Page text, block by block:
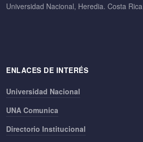
Universidad Nacional, Heredia. Costa Rica
ENLACES DE INTERÉS
Universidad Nacional
UNA Comunica
Directorio Institucional